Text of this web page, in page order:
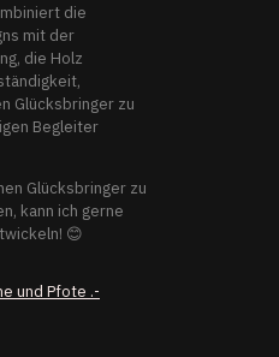
die
mit der
die Holz
Glücksbringer zu
Begleiter
Glücksbringer zu
kann ich gerne
😊
und Pfote .-